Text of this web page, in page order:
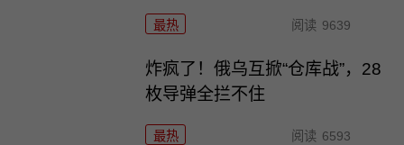
最热 阅读 9639
炸疯了！俄乌互掀“仓库战”，28
枚导弹全拦不住
最热 阅读 6593